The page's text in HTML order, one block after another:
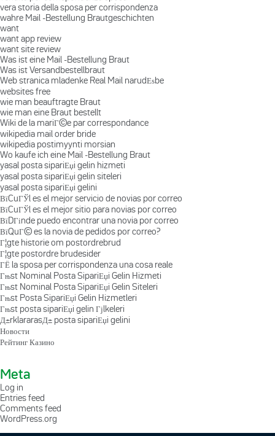
vera storia della sposa per corrispondenza
wahre Mail -Bestellung Brautgeschichten
want
want app review
want site review
Was ist eine Mail -Bestellung Braut
Was ist Versandbestellbraut
Web stranica mladenke Real Mail narudЕѕbe
websites free
wie man beauftragte Braut
wie man eine Braut bestellt
Wiki de la mariГ©e par correspondance
wikipedia mail order bride
wikipedia postimyynti morsian
Wo kaufe ich eine Mail -Bestellung Braut
yasal posta sipariЕџi gelin hizmeti
yasal posta sipariЕџi gelin siteleri
yasal posta sipariЕџi gelini
ВїCuГЎl es el mejor servicio de novias por correo
ВїCuГЎl es el mejor sitio para novias por correo
ВїDГіnde puedo encontrar una novia por correo
ВїQuГ© es la novia de pedidos por correo?
Г¦gte historie om postordrebrud
Г¦gte postordre brudesider
ГЁ la sposa per corrispondenza una cosa reale
Гњst Nominal Posta SipariЕџi Gelin Hizmeti
Гњst Nominal Posta SipariЕџi Gelin Siteleri
Гњst Posta SipariЕџi Gelin Hizmetleri
Гњst posta sipariЕџi gelin Гјlkeleri
Д±rklararasД± posta sipariЕџi gelini
Новости
Рейтинг Казино
Meta
Log in
Entries feed
Comments feed
WordPress.org